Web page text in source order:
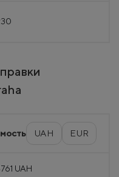
UAH EUR
UAH